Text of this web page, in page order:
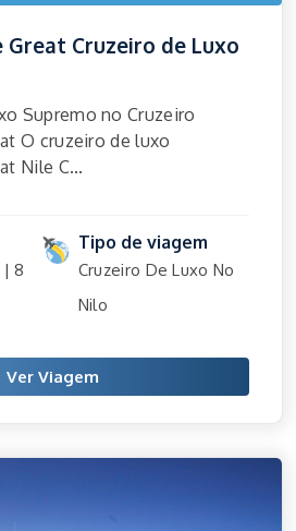
Cruzeiro de Luxo
Supremo no Cruzeiro
O cruzeiro de luxo
Nile C...
| 8
Tipo de viagem
Cruzeiro De Luxo No
Nilo
Ver Viagem